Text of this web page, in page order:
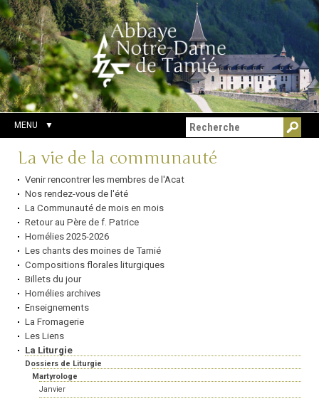
Aller
au
contenu.
|
Aller
à
la
navigation
Outils
personnels
Chercher par
Recherche
avancée…
MENU
Navigation
La vie de la communauté
Venir rencontrer les membres de l'Acat
Nos rendez-vous de l'été
La Communauté de mois en mois
Retour au Père de f. Patrice
Homélies 2025-2026
Les chants des moines de Tamié
Compositions florales liturgiques
Billets du jour
Homélies archives
Enseignements
La Fromagerie
Les Liens
La Liturgie
Dossiers de Liturgie
Martyrologe
Janvier